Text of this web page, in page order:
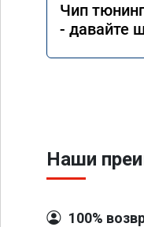
Чип
- давайте
Наши
100%